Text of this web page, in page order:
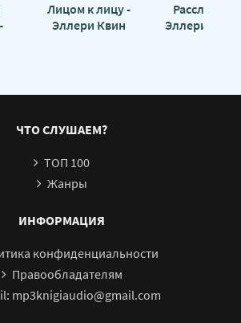
Лицом к лицу -
Эллери Квин
Расследует
Эллери Квин
ЧТО СЛУШАЕМ?
ТОП 100
Жанры
ИНФОРМАЦИЯ
конфиденциальности
Правообладателям
mp3knigiaudio@gmail.com